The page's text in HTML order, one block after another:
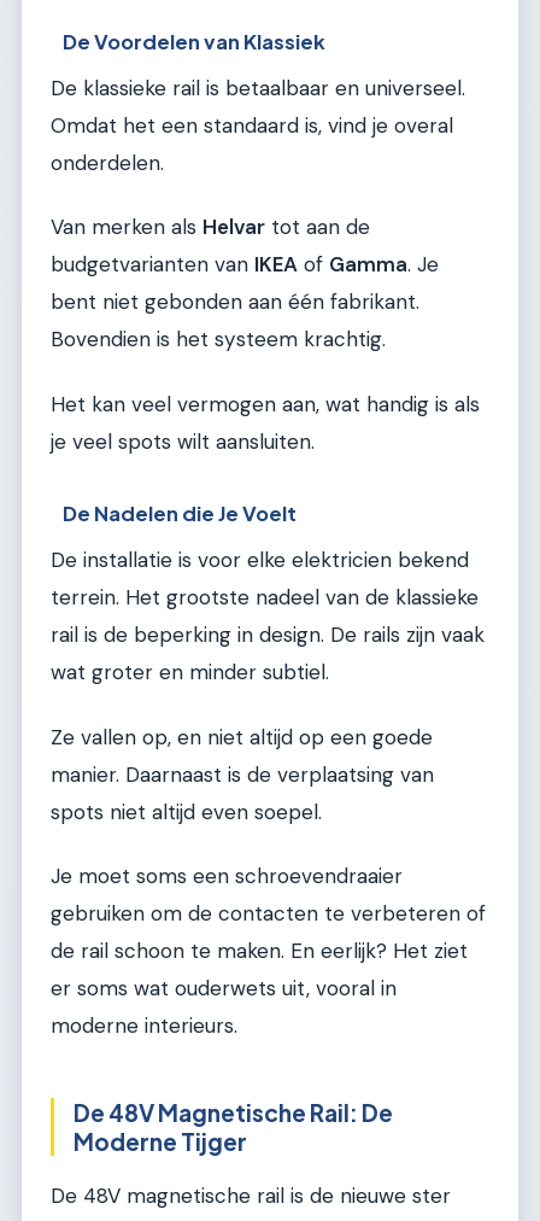
De Voordelen van Klassiek
De klassieke rail is betaalbaar en universeel.
Omdat het een standaard is, vind je overal
onderdelen.
Van merken als Helvar tot aan de
budgetvarianten van IKEA of Gamma. Je
bent niet gebonden aan één fabrikant.
Bovendien is het systeem krachtig.
Het kan veel vermogen aan, wat handig is als
je veel spots wilt aansluiten.
De Nadelen die Je Voelt
De installatie is voor elke elektricien bekend
terrein. Het grootste nadeel van de klassieke
rail is de beperking in design. De rails zijn vaak
wat groter en minder subtiel.
Ze vallen op, en niet altijd op een goede
manier. Daarnaast is de verplaatsing van
spots niet altijd even soepel.
Je moet soms een schroevendraaier
gebruiken om de contacten te verbeteren of
de rail schoon te maken. En eerlijk? Het ziet
er soms wat ouderwets uit, vooral in
moderne interieurs.
De 48V Magnetische Rail: De
Moderne Tijger
De 48V magnetische rail is de nieuwe ster